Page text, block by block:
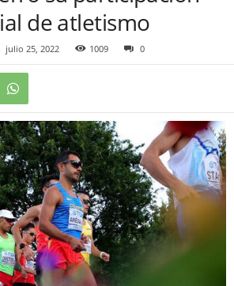
de atletismo
julio 25, 2022 1009 0